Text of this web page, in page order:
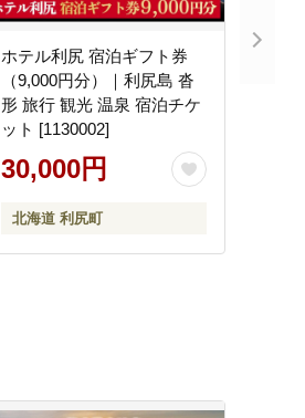
ホテル利尻 宿泊ギフト券
（9,000円分）｜利尻島 沓
形 旅行 観光 温泉 宿泊チケ
ット [1130002]
30,000円
北海道 利尻町